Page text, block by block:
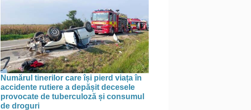
Numărul tinerilor care își pierd viața în
accidente rutiere a depășit decesele
provocate de tuberculoză și consumul
de droguri